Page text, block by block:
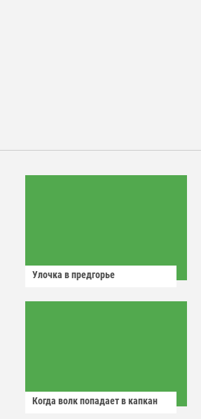
Улочка в предгорье
Когда волк попадает в капкан